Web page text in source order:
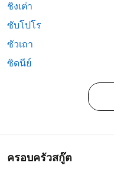
ชิงเต่า
ซับโปโร
ซัวเถา
ซิดนีย์
ครอบครัวสกู๊ต